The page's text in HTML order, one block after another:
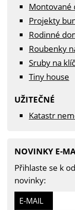
Montované
Projekty
Rodinné
Roubenky
Sruby na klíč
Tiny house
UŽITEČNÉ
Katastr
NOVINKY E-
Přihlaste se k
novinky:
E-MAIL